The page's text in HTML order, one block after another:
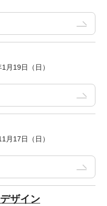
月19日（日）
月17日（日）
ザイン